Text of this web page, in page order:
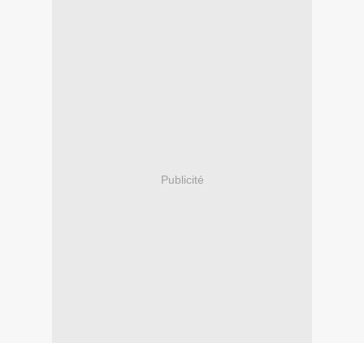
Publicité